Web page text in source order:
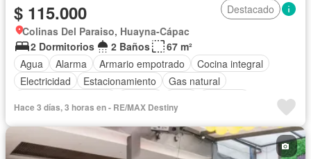
$ 115.000
Destacado
Colinas Del Paraiso, Huayna-Cápac
2 Dormitorios
2 Baños
67 m²
Agua
Alarma Armario empotrado
Cocina integral
Electricidad
Estacionamiento
Gas natural
Seguridad
Vista panorámica
Wifi
Parcialmente amoblado
Hace 3 días, 3 horas en - RE/MAX Destiny